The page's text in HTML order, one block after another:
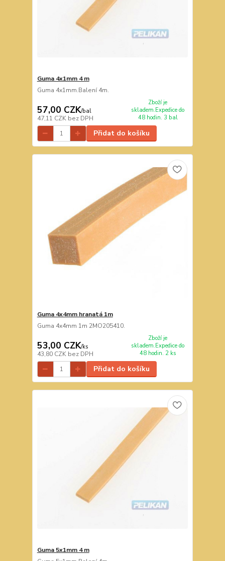
Guma 4x1mm 4 m
Guma 4x1mm.Balení 4m.
57,00 CZK/bal
47,11 CZK bez DPH
Zboží je
skladem.Expedice do
48 hodin. 3 bal
Přidat do košíku
Guma 4x4mm hranatá 1m
Guma 4x4mm 1m 2MO205410.
53,00 CZK/ks
43,80 CZK bez DPH
Zboží je
skladem.Expedice do
48 hodin. 2 ks
Přidat do košíku
Guma 5x1mm 4 m